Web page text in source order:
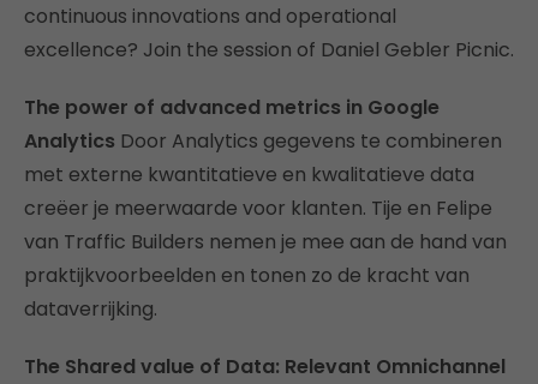
continuous innovations and operational
excellence? Join the session of Daniel Gebler Picnic.
The power of advanced metrics in Google
Analytics Door Analytics gegevens te combineren
met externe kwantitatieve en kwalitatieve data
creëer je meerwaarde voor klanten. Tije en Felipe
van Traffic Builders nemen je mee aan de hand van
praktijkvoorbeelden en tonen zo de kracht van
dataverrijking.
The Shared value of Data: Relevant Omnichannel